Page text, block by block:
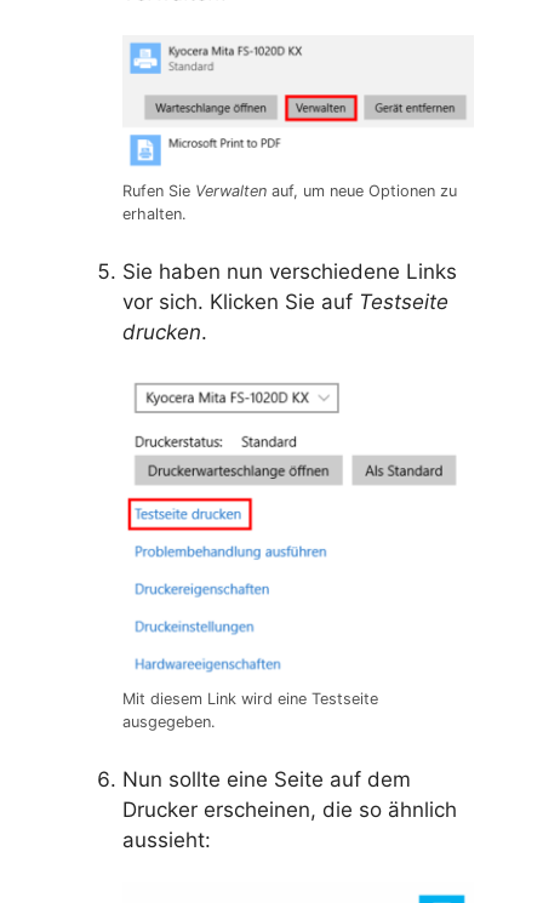
Rufen Sie Verwalten auf, um neue Optionen zu
erhalten.
Sie haben nun verschiedene Links
vor sich. Klicken Sie auf Testseite
drucken.
Mit diesem Link wird eine Testseite
ausgegeben.
Nun sollte eine Seite auf dem
Drucker erscheinen, die so ähnlich
aussieht: